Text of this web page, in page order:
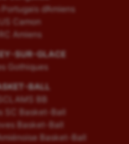
Portugais d’Amiens
US Camon
RC Amiens
SUR-GLACE
Gothiques
BALL
BB
SC Basket-Ball
Basket-Ball
Basket-Ball